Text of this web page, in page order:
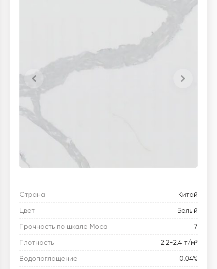
Страна Китай
Цвет Белый
Прочность по шкале Моса 7
Плотность 2.2-2.4 т/м³
Водопоглащение 0.04%